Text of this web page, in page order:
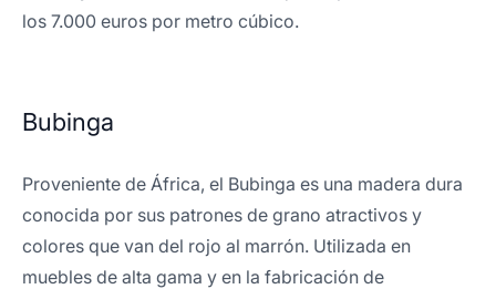
los 7.000 euros por metro cúbico.
Bubinga
Proveniente de África, el Bubinga es una madera dura
conocida por sus patrones de grano atractivos y
colores que van del rojo al marrón. Utilizada en
muebles de alta gama y en la fabricación de